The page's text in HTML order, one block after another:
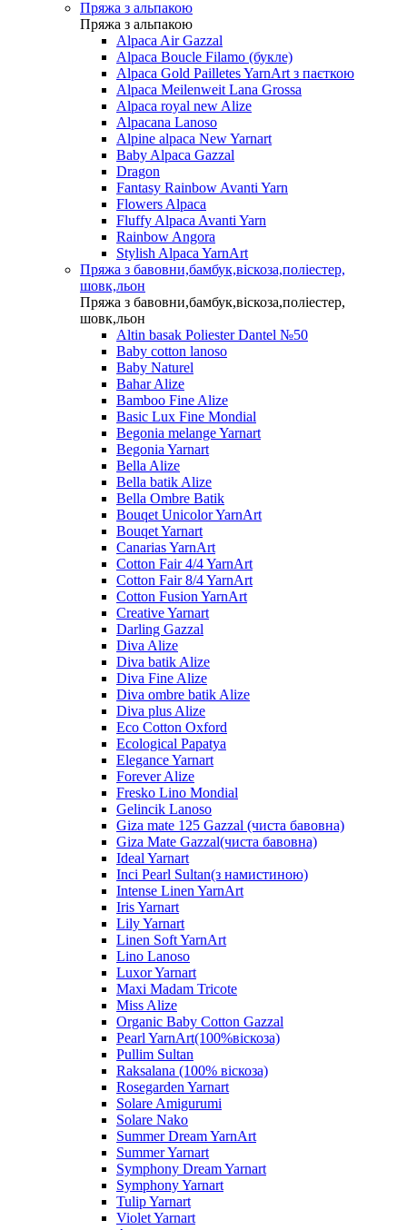
Пряжа з альпакою
Пряжа з альпакою
Alpaca Air Gazzal
Alpaca Boucle Filamo (букле)
Alpaca Gold Pailletes YarnArt з паєткою
Alpaca Meilenweit Lana Grossa
Alpaca royal new Alize
Alpacana Lanoso
Alpine alpaca New Yarnart
Baby Alpaca Gazzal
Dragon
Fantasy Rainbow Avanti Yarn
Flowers Alpaca
Fluffy Alpaca Avanti Yarn
Rainbow Angora
Stylish Alpaca YarnArt
Пряжа з бавовни,бамбук,віскоза,поліестер,
шовк,льон
Пряжа з бавовни,бамбук,віскоза,поліестер,
шовк,льон
Altin basak Poliester Dantel №50
Baby cotton lanoso
Baby Naturel
Bahar Alize
Bamboo Fine Alize
Basic Lux Fine Mondial
Begonia melange Yarnart
Begonia Yarnart
Bella Alize
Bella batik Alize
Bella Ombre Batik
Bouqet Unicolor YarnArt
Bouqet Yarnart
Canarias YarnArt
Cotton Fair 4/4 YarnArt
Cotton Fair 8/4 YarnArt
Cotton Fusion YarnArt
Creative Yarnart
Darling Gazzal
Diva Alize
Diva batik Alize
Diva Fine Alize
Diva ombre batik Alize
Diva plus Alize
Eco Cotton Oxford
Ecological Papatya
Elegance Yarnart
Forever Alize
Fresko Lino Mondial
Gelincik Lanoso
Giza mate 125 Gazzal (чиста бавовна)
Giza Mate Gazzal(чиста бавовна)
Ideal Yarnart
Inci Pearl Sultan(з намистиною)
Intense Linen YarnArt
Iris Yarnart
Lily Yarnart
Linen Soft YarnArt
Lino Lanoso
Luxor Yarnart
Maxi Madam Tricote
Miss Alize
Organic Baby Cotton Gazzal
Pearl YarnArt(100%віскоза)
Pullim Sultan
Raksalana (100% віскоза)
Rosegarden Yarnart
Solare Amigurumi
Solare Nako
Summer Dream YarnArt
Summer Yarnart
Symphony Dream Yarnart
Symphony Yarnart
Tulip Yarnart
Violet Yarnart